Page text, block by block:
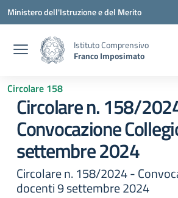
Vai ai contenuti
Vai al menu di navigazione
Vai al footer
Ministero dell'Istruzione e del Merito
Istituto Comprensivo
Franco Imposimato
Circolare 158
Circolare n. 158/
Convocazione
settembre 2024
Circolare n. 158/2024 -
docenti 9 settembre 2024